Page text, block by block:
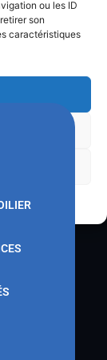
ou les ID
son
caractéristiques